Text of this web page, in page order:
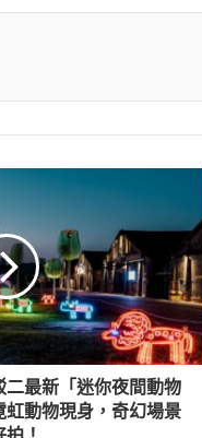
二最新「迷你夜間動物
動物現身，奇幻場景